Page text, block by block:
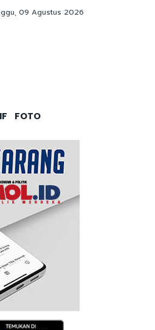
Tanjung Perak Bantah Isu
09 Agustus 2026
FOTO